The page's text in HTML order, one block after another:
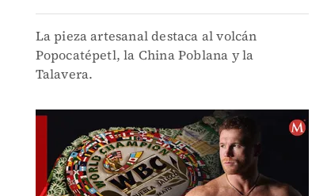
La pieza artesanal destaca al volcán
Popocatépetl, la China Poblana y la
Talavera.